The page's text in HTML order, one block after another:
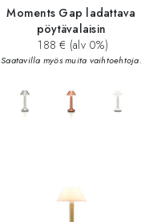
Moments Gap ladattava
pöytävalaisin
188 € (alv 0%)
Saatavilla myös muita vaihtoehtoja.